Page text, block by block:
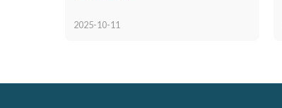
2025-10-11